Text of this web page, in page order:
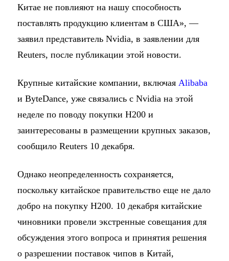
Китае не повлияют на нашу способность
поставлять продукцию клиентам в США», —
заявил представитель Nvidia, в заявлении для
Reuters, после публикации этой новости.
Крупные китайские компании, включая Alibaba
и ByteDance, уже связались с Nvidia на этой
неделе по поводу покупки H200 и
заинтересованы в размещении крупных заказов,
сообщило Reuters 10 декабря.
Однако неопределенность сохраняется,
поскольку китайское правительство еще не дало
добро на покупку H200. 10 декабря китайские
чиновники провели экстренные совещания для
обсуждения этого вопроса и принятия решения
о разрешении поставок чипов в Китай,